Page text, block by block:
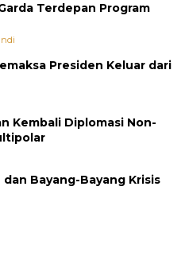
Terdepan Program
Presiden Keluar dari
Kembali Diplomasi Non-
Bayang-Bayang Krisis